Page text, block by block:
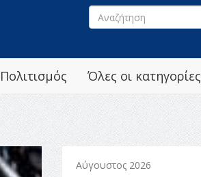
Όλες οι κατηγορίες
Πολιτισμός
Αύγουστος 2026